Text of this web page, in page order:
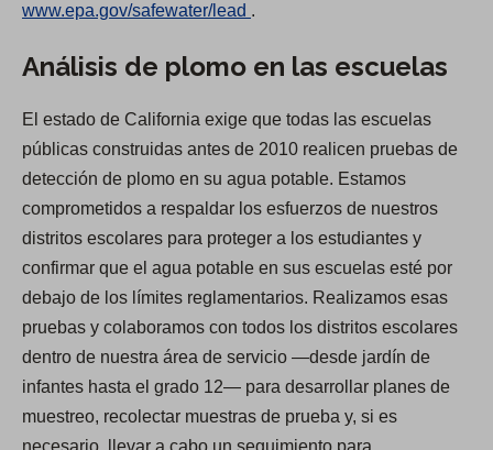
www.epa.gov/safewater/lead
p
n
s
i
n
a
n
e
w
t
a
b
.
Análisis de plomo en las escuelas
El estado de California exige que todas las escuelas
públicas construidas antes de 2010 realicen pruebas de
detección de plomo en su agua potable. Estamos
comprometidos a respaldar los esfuerzos de nuestros
distritos escolares para proteger a los estudiantes y
confirmar que el agua potable en sus escuelas esté por
debajo de los límites reglamentarios. Realizamos esas
pruebas y colaboramos con todos los distritos escolares
dentro de nuestra área de servicio —desde jardín de
infantes hasta el grado 12— para desarrollar planes de
muestreo, recolectar muestras de prueba y, si es